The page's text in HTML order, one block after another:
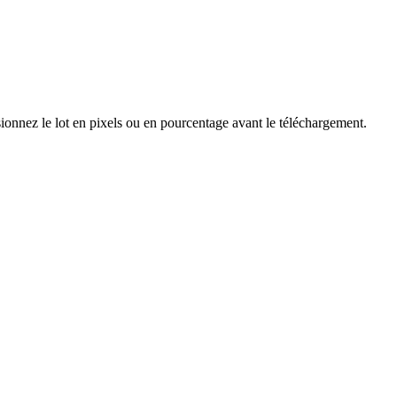
le lot en pixels ou en pourcentage avant le téléchargement.